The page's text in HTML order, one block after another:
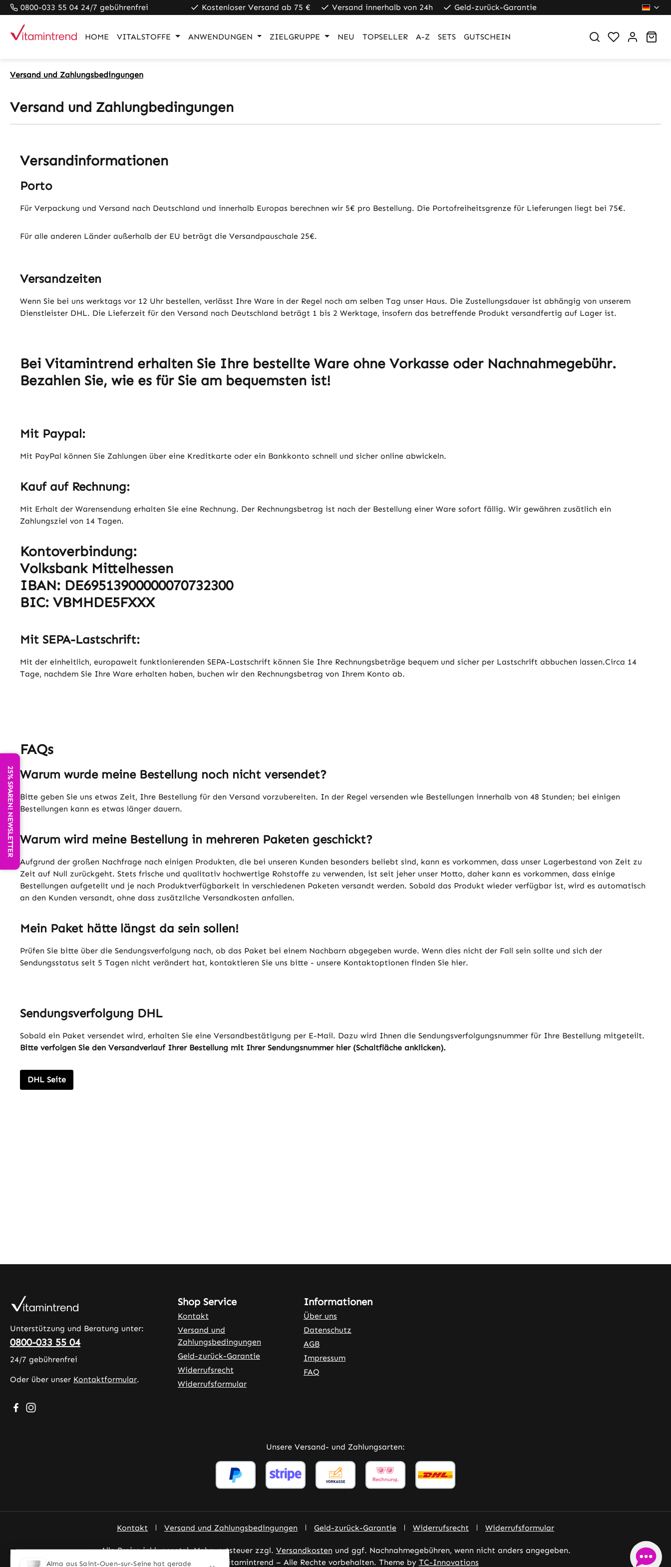
Zur Hauptnavigation springen
25% SPAREN! NEWSLETTER
0800-033 55 04 24/7 gebührenfrei Kostenloser Versand ab 75 € Versand innerhalb von 24h Geld-zurück-Garantie
HOME VITALSTOFFE ANWENDUNGEN ZIELGRUPPE NEU TOPSELLER A-Z SETS GUTSCHEIN Du hast 0
Versand und Zahlungsbedingungen
Versand und Zahlungbedingungen
Versandinformationen
Porto
Für Verpackung und Versand nach Deutschland und innerhalb Europas berechnen wir 5€ pro Bestellung. Die Portofreiheitsgrenze für Lieferungen liegt bei 75€.
Für alle anderen Länder außerhalb der EU beträgt die Versandpauschale 25€.
Versandzeiten
Wenn Sie bei uns werktags vor 12 Uhr bestellen, verlässt Ihre Ware in der Regel noch am selben Tag unser Haus. Die Zustellungsdauer ist abhängig von unserem
Dienstleister DHL. Die Lieferzeit für den Versand nach Deutschland beträgt 1 bis 2 Werktage, insofern das betreffende Produkt versandfertig auf Lager ist.
Bei Vitamintrend erhalten Sie Ihre bestellte Ware ohne Vorkasse oder Nachnahmegebühr.
Bezahlen Sie, wie es für Sie am bequemsten ist!
Mit Paypal:
Mit PayPal können Sie Zahlungen über eine Kreditkarte oder ein Bankkonto schnell und sicher online abwickeln.
Kauf auf Rechnung:
Mit Erhalt der Warensendung erhalten Sie eine Rechnung. Der Rechnungsbetrag ist nach der Bestellung einer Ware sofort fällig. Wir gewähren zusätlich ein
Zahlungsziel von 14 Tagen.
Kontoverbindung:
Volksbank Mittelhessen
IBAN: DE69513900000070732300
BIC: VBMHDE5FXXX
Mit SEPA-Lastschrift:
Mit der einheitlich, europaweit funktionierenden SEPA-Lastschrift können Sie Ihre Rechnungsbeträge bequem und sicher per Lastschrift abbuchen lassen.Circa 14
Tage, nachdem Sie Ihre Ware erhalten haben, buchen wir den Rechnungsbetrag von Ihrem Konto ab.
FAQs
Warum wurde meine Bestellung noch nicht versendet?
Bitte geben Sie uns etwas Zeit, Ihre Bestellung für den Versand vorzubereiten. In der Regel versenden wie Bestellungen innerhalb von 48 Stunden; bei einigen
Bestellungen kann es etwas länger dauern.
Warum wird meine Bestellung in mehreren Paketen geschickt?
Aufgrund der großen Nachfrage nach einigen Produkten, die bei unseren Kunden besonders beliebt sind, kann es vorkommen, dass unser Lagerbestand von Zeit zu
Zeit auf Null zurückgeht. Stets frische und qualitativ hochwertige Rohstoffe zu verwenden, ist seit jeher unser Motto, daher kann es vorkommen, dass einige
Bestellungen aufgeteilt und je nach Produktverfügbarkeit in verschiedenen Paketen versandt werden. Sobald das Produkt wieder verfügbar ist, wird es automatisch
an den Kunden versandt, ohne dass zusätzliche Versandkosten anfallen.
Mein Paket hätte längst da sein sollen!
Prüfen Sie bitte über die Sendungsverfolgung nach, ob das Paket bei einem Nachbarn abgegeben wurde. Wenn dies nicht der Fall sein sollte und sich der
Sendungsstatus seit 5 Tagen nicht verändert hat, kontaktieren Sie uns bitte - unsere Kontaktoptionen finden Sie hier.
Sendungsverfolgung DHL
Sobald ein Paket versendet wird, erhalten Sie eine Versandbestätigung per E-Mail. Dazu wird Ihnen die Sendungsverfolgungsnummer für Ihre Bestellung mitgeteilt.
Bitte verfolgen Sie den Versandverlauf Ihrer Bestellung mit Ihrer Sendungsnummer hier (Schaltfläche anklicken).
DHL Seite
Unterstützung und Beratung unter:
0800-033 55 04
24/7 gebührenfrei
Oder über unser Kontaktformular.
Besuche uns auf Facebook – öffnet in neuem Tab (externer Link)
Schau auf Instagram vorbei – öffnet in neuem Tab (externer Link)
Shop Service
Kontakt
Versand und
Zahlungsbedingungen
Geld-zurück-Garantie
Widerrufsrecht
Widerrufsformular
Informationen
Über uns
Datenschutz
AGB
Impressum
FAQ
Unsere Versand- und Zahlungsarten:
Kontakt Versand und Zahlungsbedingungen Geld-zurück-Garantie Widerrufsrecht Widerrufsformular
Alle Preise inkl. gesetzl. Mehrwertsteuer zzgl. Versandkosten und ggf. Nachnahmegebühren, wenn nicht anders angegeben.
© 2026 Vitamintrend – Alle Rechte vorbehalten. Theme by TC-Innovations